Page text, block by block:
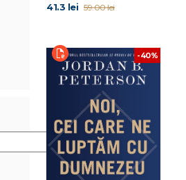
41.3 lei 59.00 lei
-40%